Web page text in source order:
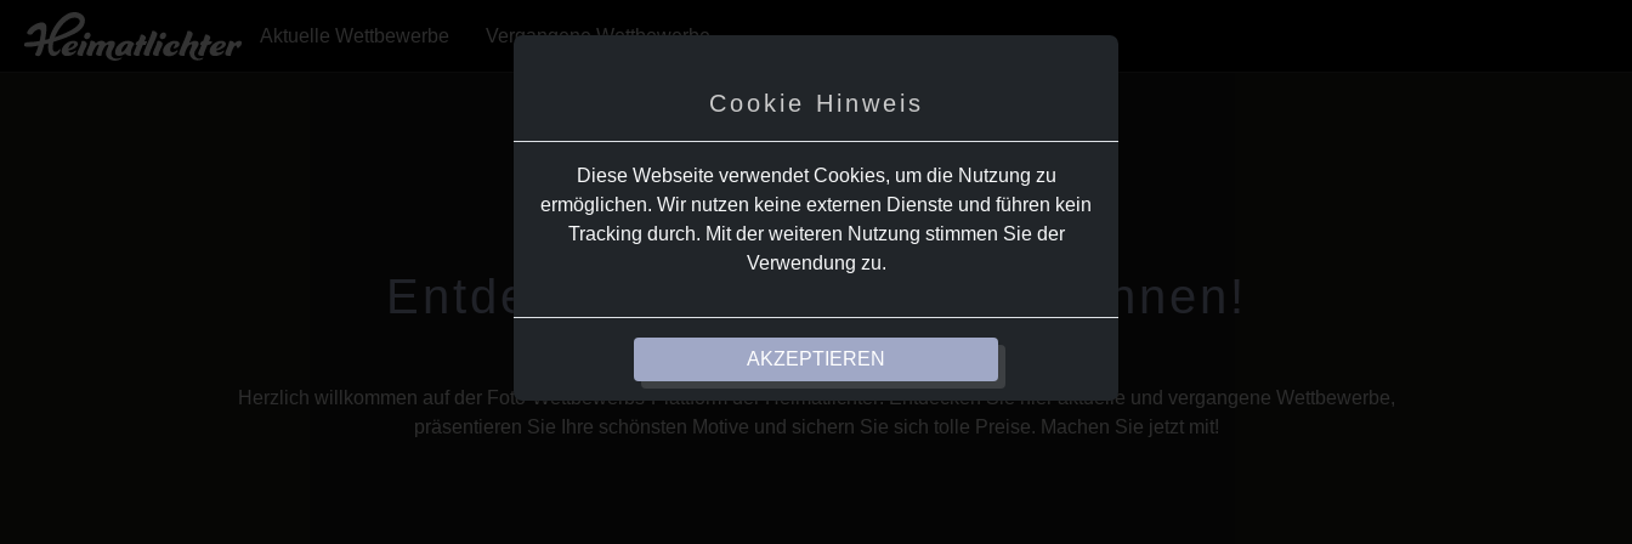
Cookie Hinweis
Diese Webseite verwendet Cookies, um die Nutzung zu
ermöglichen. Wir nutzen keine externen Dienste und führen kein
Tracking durch. Mit der weiteren Nutzung stimmen Sie der
Verwendung zu.
AKZEPTIEREN
Aktuelle Wettbewerbe Vergangene Wettbewerbe
FOTO-WETTBEWERBE
Entdecken. Mitmachen. Gewinnen!
Herzlich willkommen auf der Foto-Wettbewerbs-Plattform der Heimatlichter! Entdecken Sie hier aktuelle und vergangene Wettbewerbe,
präsentieren Sie Ihre schönsten Motive und sichern Sie sich tolle Preise. Machen Sie jetzt mit!